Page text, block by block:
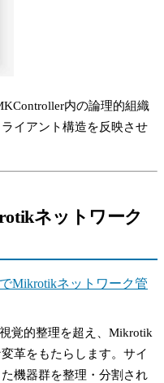
内の論理的組織
イアント構造を反映させ
ネットワーク
Mikrotikネットワーク管
覚的整理を超え、Mikrotik
革をもたらします。サイ
機器群を整理・分割され